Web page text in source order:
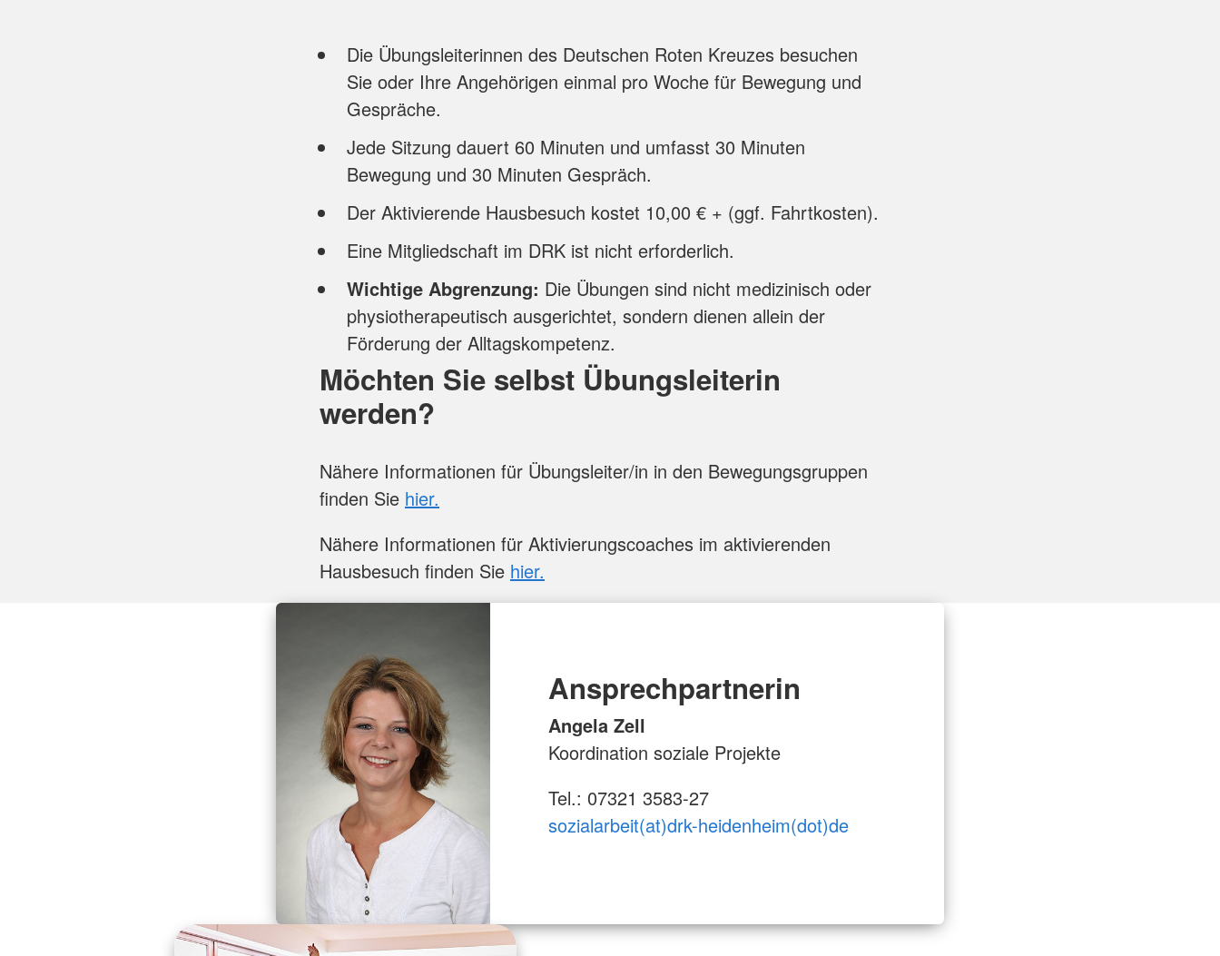
Die Übungsleiterinnen des Deutschen Roten Kreuzes besuchen
Sie oder Ihre Angehörigen einmal pro Woche für Bewegung und
Gespräche.
Jede Sitzung dauert 60 Minuten und umfasst 30 Minuten
Bewegung und 30 Minuten Gespräch.
Der Aktivierende Hausbesuch kostet 10,00 € + (ggf. Fahrtkosten).
Eine Mitgliedschaft im DRK ist nicht erforderlich.
Wichtige Abgrenzung: Die Übungen sind nicht medizinisch oder
physiotherapeutisch ausgerichtet, sondern dienen allein der
Förderung der Alltagskompetenz.
Möchten Sie selbst Übungsleiterin
werden?
Nähere Informationen für Übungsleiter/in in den Bewegungsgruppen
finden Sie hier.
Nähere Informationen für Aktivierungscoaches im aktivierenden
Hausbesuch finden Sie hier.
Ansprechpartnerin
Angela Zell
Koordination soziale Projekte
Tel.: 07321 3583-27
sozialarbeit(at)drk-heidenheim(dot)de